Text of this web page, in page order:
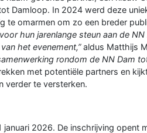
Damloop. In 2024 werd deze
te omarmen om zo een breder
hun jarenlange steun aan de
het evenement,”aldus Matthijs
rondom de NN Dam
met potentiële partners en
verder te versterken.
2026. De inschrijving opent